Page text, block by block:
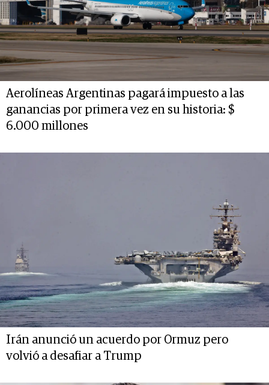
Aerolíneas Argentinas pagará impuesto a las
ganancias por primera vez en su historia: $
6.000 millones
Irán anunció un acuerdo por Ormuz pero
volvió a desafiar a Trump